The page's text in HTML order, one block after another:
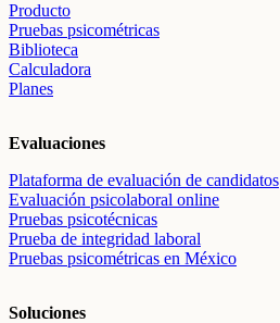
Producto
Pruebas psicométricas
Biblioteca
Calculadora
Planes
Evaluaciones
Plataforma de evaluación de candidatos
Evaluación psicolaboral online
Pruebas psicotécnicas
Prueba de integridad laboral
Pruebas psicométricas en México
Soluciones